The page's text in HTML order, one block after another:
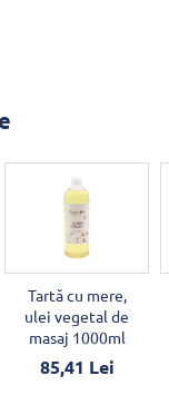
Tartă cu mere,
ulei vegetal de
masaj 1000ml
85,41 Lei